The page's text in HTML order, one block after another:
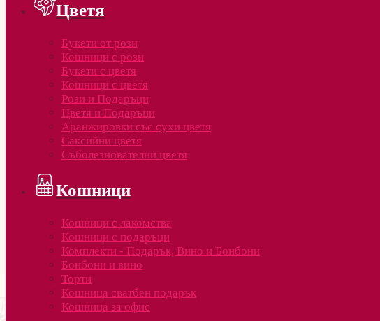
Цветя
Букети от рози
Кошници с рози
Букети с цветя
Кошници с цветя
Рози и Подаръци
Цветя и Подаръци
Аранжировки със сухи цветя
Саксийни цветя
Съболезнователни цветя
Кошници
Кошници с лакомства
Кошници с подаръци
Комплекти - Подарък, Вино и Бонбони
Бонбони и вино
Торти
Кошница сватбен подарък
Кошница за офис